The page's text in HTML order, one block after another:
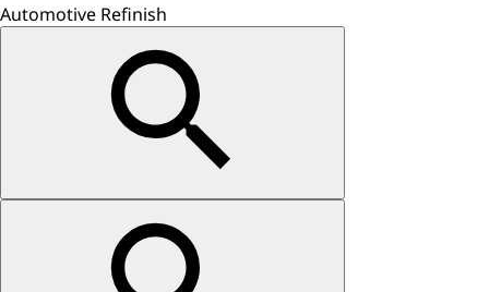
Automotive Refinish